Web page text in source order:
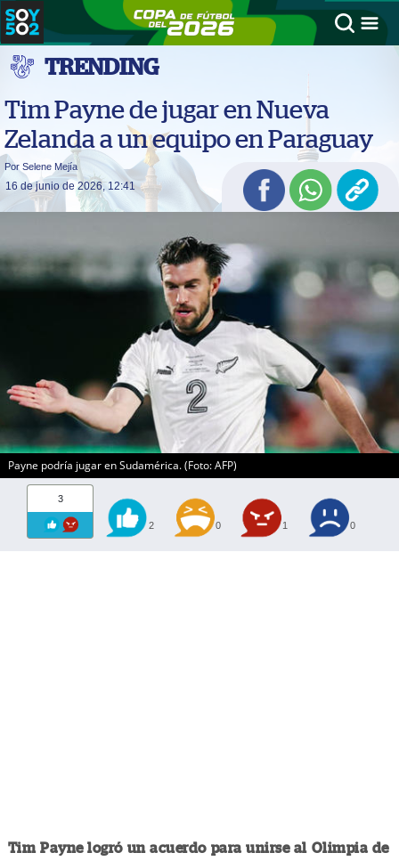
TRENDING
Tim Payne de jugar en Nueva
Zelanda a un equipo en Paraguay
Por Selene Mejía
16 de junio de 2026, 12:41
Payne podría jugar en Sudamérica. (Foto: AFP)
3
2 0 1 0
Tim Payne logró un acuerdo para unirse al Olimpia de